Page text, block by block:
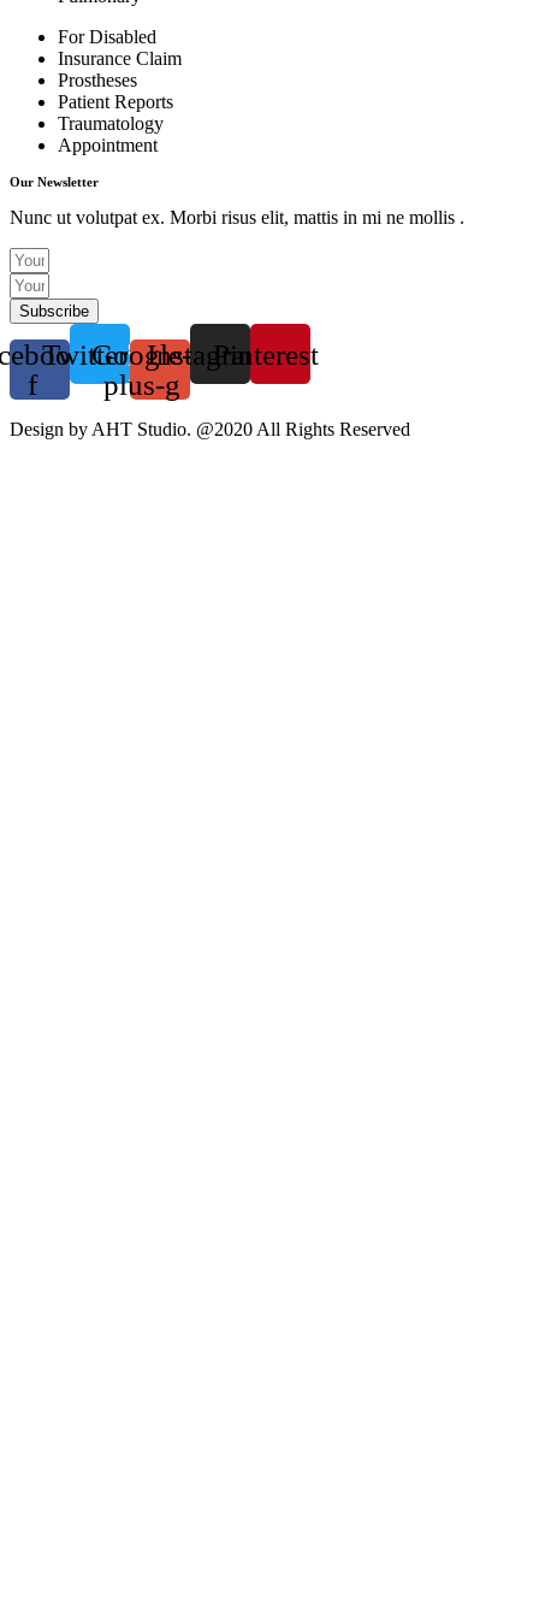
For Disabled
Insurance Claim
Prostheses
Patient Reports
Traumatology
Appointment
Our Newsletter
Nunc ut volutpat ex. Morbi risus elit, mattis in mi ne mollis .
Subscribe
f
TwitterGoogle-
plus-g
InstagramPinterest
Design by AHT Studio. @2020 All Rights Reserved